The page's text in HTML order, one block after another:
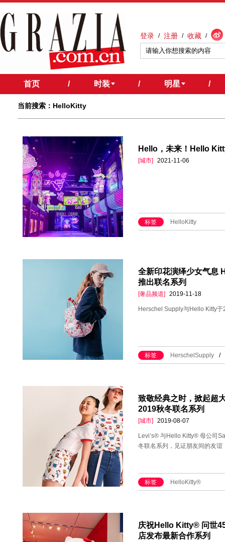
登录 / 注册 / 收藏 /
首页 / 时装 / 明星 /
当前搜索：HelloKitty
Hello，未来！Hello
[城市] 2021-11-06
标签 HelloKitty
全新印花演绎少女气息
推出联名系列
[奢品频道] 2019-11-18
Herschel Supply与Hello Kitty
标签 HerschelSupply /
致敬经典之时，掀起超
2019秋冬联名系列
[城市] 2019-08-07
Levi’s® 与Hello Kitty® 母公司
冬联名系列，见证朋友间的友
标签 HelloKitty®
庆祝Hello Kitty® 问世
店发布最新合作系列